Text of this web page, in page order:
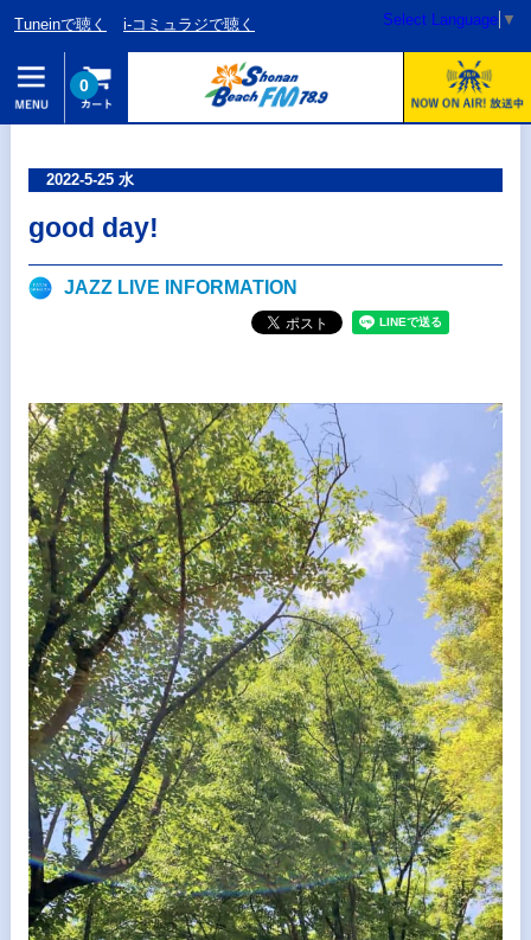
Tuneinで聴く i-コミュラジで聴く Select Language ▼
0
2022-5-25 水
good day!
JAZZ LIVE INFORMATION